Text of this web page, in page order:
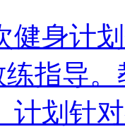
健身计
指导
计划针